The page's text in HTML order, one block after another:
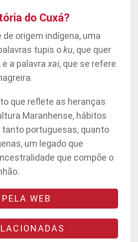
do Cuxá?
de origem indígena, uma
tupis oku, que quer
e a palavra xai, que se refere
que reflete as heranças
Maranhense, hábitos
portuguesas, quanto
um legado que
que compõe o
PELA WEB